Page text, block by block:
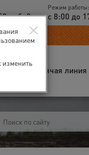
доб. 2
Режим работы:
с 8:00 до
Горячая линия
×